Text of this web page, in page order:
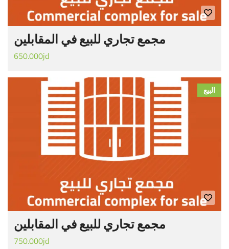
مجمع تجاري للبيع في المقابلين
650.000jd
البيع
مجمع تجاري للبيع في المقابلين
750.000jd